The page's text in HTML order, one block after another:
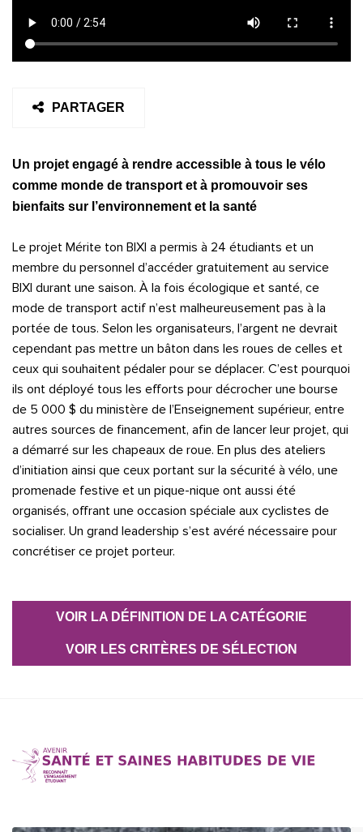
PARTAGER
Un projet engagé à rendre accessible à tous le vélo
comme monde de transport et à promouvoir ses
bienfaits sur l’environnement et la santé
Le projet Mérite ton BIXI a permis à 24 étudiants et un
membre du personnel d’accéder gratuitement au service
BIXI durant une saison. À la fois écologique et santé, ce
mode de transport actif n’est malheureusement pas à la
portée de tous. Selon les organisateurs, l’argent ne devrait
cependant pas mettre un bâton dans les roues de celles et
ceux qui souhaitent pédaler pour se déplacer. C’est pourquoi
ils ont déployé tous les efforts pour décrocher une bourse
de 5 000 $ du ministère de l’Enseignement supérieur, entre
autres sources de financement, afin de lancer leur projet, qui
a démarré sur les chapeaux de roue. En plus des ateliers
d’initiation ainsi que ceux portant sur la sécurité à vélo, une
promenade festive et un pique-nique ont aussi été
organisés, offrant une occasion spéciale aux cyclistes de
socialiser. Un grand leadership s’est avéré nécessaire pour
concrétiser ce projet porteur.
VOIR LA DÉFINITION DE LA CATÉGORIE
VOIR LES CRITÈRES DE SÉLECTION